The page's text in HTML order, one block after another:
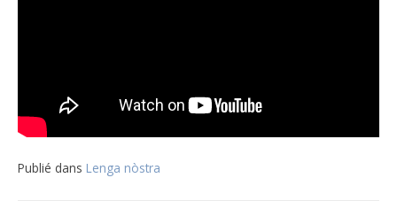
Publié dans Lenga nòstra